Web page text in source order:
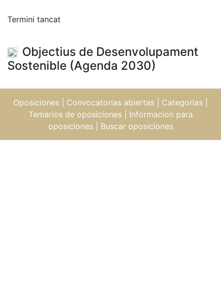
Termini tancat
Objectius de Desenvolupament
Sostenible (Agenda 2030)
Oposiciones Convocatorias abiertas Categorias
Temarios de oposiciones| Informacion para
oposiciones| Buscar oposiciones